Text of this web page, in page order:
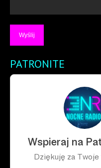
PATRONITE